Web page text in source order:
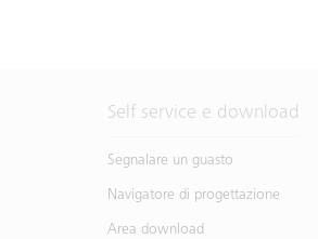
Self service e download
Segnalare un guasto
Navigatore di progettazione
Area download